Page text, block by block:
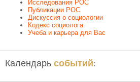
Исследования РОС
Публикации РОС
Дискуссия о социологии
Кодекс социолога
Учеба и карьера для Вас
Календарь событий: